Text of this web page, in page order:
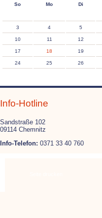
Sonntag Montag Dienstag
3 4 5
10 11 12
17 18 19
24 25 26
Info-Hotline
Sandstraße 102
09114 Chemnitz
Info-Telefon: 0371 33 40 760